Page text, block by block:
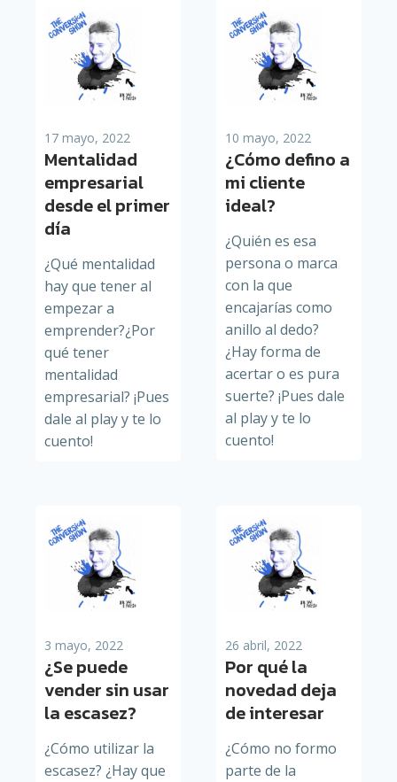
17 mayo, 2022
Mentalidad
empresarial
desde el primer
día
¿Qué mentalidad
hay que tener al
empezar a
emprender?¿Por
qué tener
mentalidad
empresarial? ¡Pues
dale al play y te lo
cuento!
10 mayo, 2022
¿Cómo defino a
mi cliente
ideal?
¿Quién es esa
persona o marca
con la que
encajarías como
anillo al dedo?
¿Hay forma de
acertar o es pura
suerte? ¡Pues dale
al play y te lo
cuento!
3 mayo, 2022
¿Se puede
vender sin usar
la escasez?
¿Cómo utilizar la
escasez? ¿Hay que
26 abril, 2022
Por qué la
novedad deja
de interesar
¿Cómo no formo
parte de la